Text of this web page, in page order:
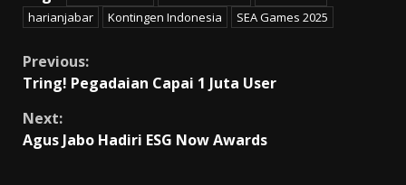
e
b
o
o
k
ai
l
at
s
p
p
itt
er
e
gr
m
p
y
n
ar
e
harianjabar
Kontingen Indonesia SEA Games 2025
Continue
Reading
Previous:
Tring! Pegadaian Capai 1 Juta User
Next:
Agus Jabo Hadiri ESG Now Awards